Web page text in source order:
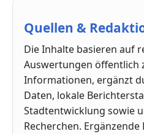
Quellen &
Die Inhalte basieren auf
Auswertungen öffentlich
Informationen, ergänzt
Daten, lokale
Stadtentwicklung sowie
Recherchen.